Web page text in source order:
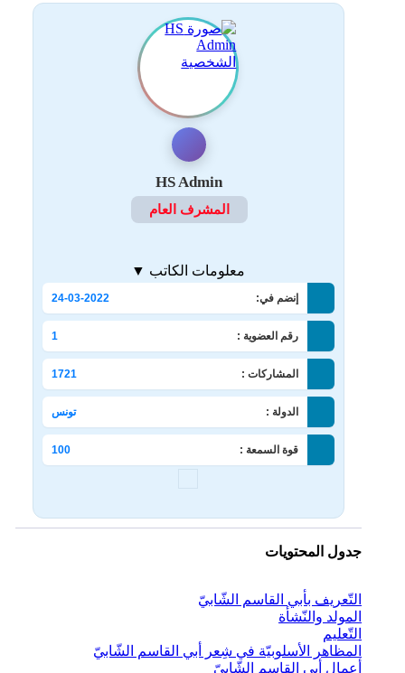
HS Admin
المشرف العام
معلومات الكاتب ▼
إنضم في: 24-03-2022
رقم العضوية : 1
المشاركات : 1721
الدولة : تونس
قوة السمعة : 100
جدول المحتويات
التّعريف بأبي القاسم الشّابيّ
المولد والنّشأة
التّعليم
المظاهر الأسلوبيّة في شِعر أبي القاسم الشّابيّ
أعمال أبي القاسم الشّابيّ